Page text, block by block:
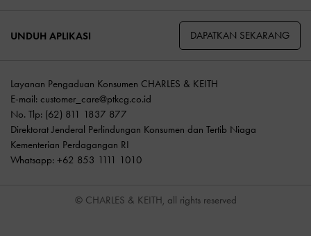
UNDUH APLIKASI DAPATKAN SEKARANG
Layanan Pengaduan Konsumen CHARLES & KEITH
E-mail: customer_care@ptkcg.co.id
No. Tlp: (62) 811 1837 877
Direktorat Jenderal Perlindungan Konsumen dan Tertib Niaga
Kementerian Perdagangan RI
Whatsapp: +62 853 1111 1010
© CHARLES & KEITH, all rights reserved